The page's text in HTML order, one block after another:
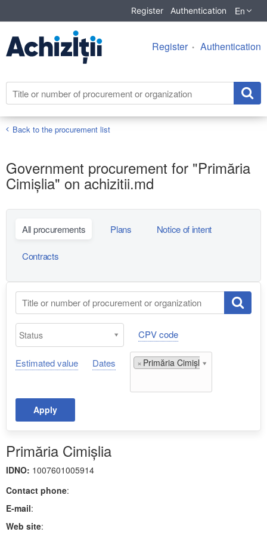
Register Authentication En
Register Authentication
Back to the procurement list
Government procurement for "Primăria
Cimișlia" on achizitii.md
All procurements Plans Notice of intent
Contracts
CPV code
Estimated value Dates × Primăria Cimișlia;
Apply
Primăria Cimișlia
IDNO: 1007601005914
Contact phone:
E-mail:
Web site: